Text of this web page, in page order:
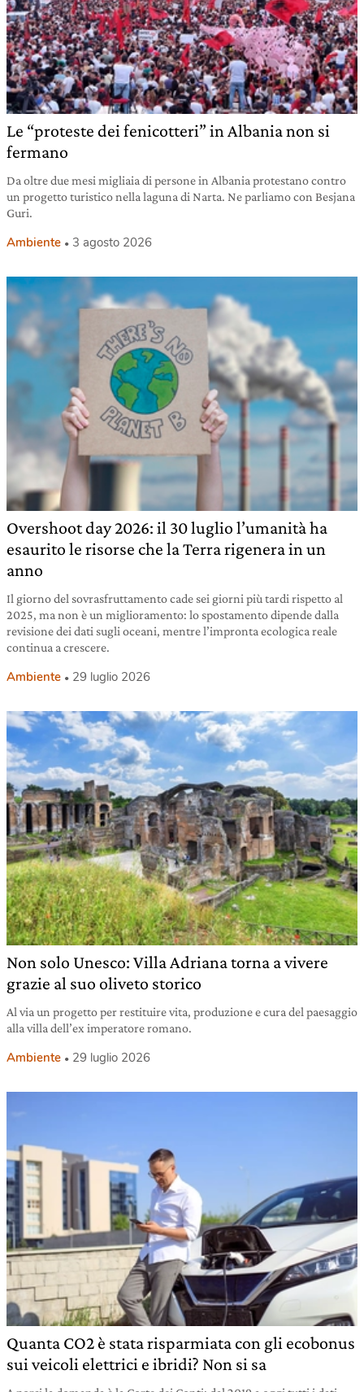
Le “proteste dei fenicotteri” in Albania non si
fermano
Da oltre due mesi migliaia di persone in Albania protestano contro
un progetto turistico nella laguna di Narta. Ne parliamo con Besjana
Guri.
Ambiente 3 agosto 2026
Overshoot day 2026: il 30 luglio l’umanità ha
esaurito le risorse che la Terra rigenera in un
anno
Il giorno del sovrasfruttamento cade sei giorni più tardi rispetto al
2025, ma non è un miglioramento: lo spostamento dipende dalla
revisione dei dati sugli oceani, mentre l’impronta ecologica reale
continua a crescere.
Ambiente 29 luglio 2026
Non solo Unesco: Villa Adriana torna a vivere
grazie al suo oliveto storico
Al via un progetto per restituire vita, produzione e cura del paesaggio
alla villa dell’ex imperatore romano.
Ambiente 29 luglio 2026
Quanta CO2 è stata risparmiata con gli ecobonus
sui veicoli elettrici e ibridi? Non si sa